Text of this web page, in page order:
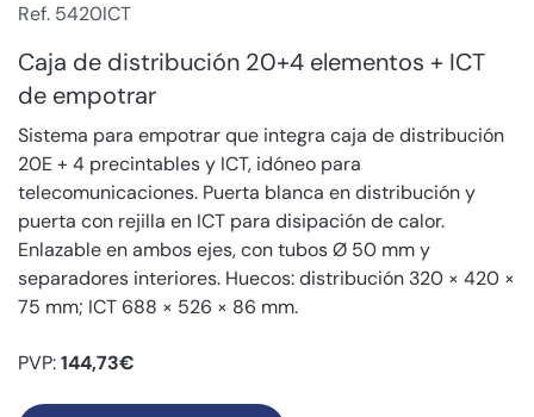
Ref. 5420ICT
Caja de distribución 20+4 elementos + ICT
de empotrar
Sistema para empotrar que integra caja de distribución
20E + 4 precintables y ICT, idóneo para
telecomunicaciones. Puerta blanca en distribución y
puerta con rejilla en ICT para disipación de calor.
Enlazable en ambos ejes, con tubos Ø 50 mm y
separadores interiores. Huecos: distribución 320 × 420 ×
75 mm; ICT 688 × 526 × 86 mm.
PVP:144,73€